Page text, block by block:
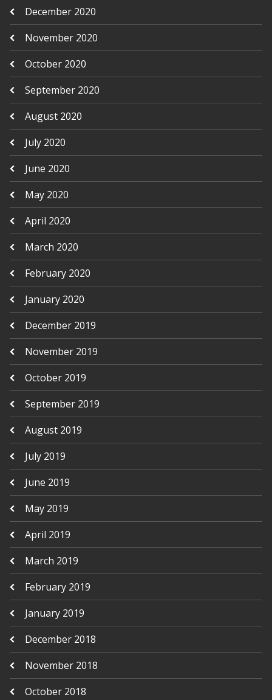
December 2020
November 2020
October 2020
September 2020
August 2020
July 2020
June 2020
May 2020
April 2020
March 2020
February 2020
January 2020
December 2019
November 2019
October 2019
September 2019
August 2019
July 2019
June 2019
May 2019
April 2019
March 2019
February 2019
January 2019
December 2018
November 2018
October 2018